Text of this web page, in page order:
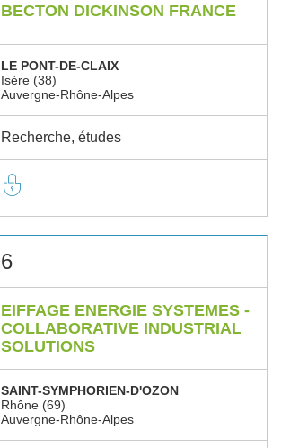
BECTON DICKINSON FRANCE
LE PONT-DE-CLAIX
Isère (38)
Auvergne-Rhône-Alpes
Recherche, études
6
EIFFAGE ENERGIE SYSTEMES -
COLLABORATIVE INDUSTRIAL
SOLUTIONS
SAINT-SYMPHORIEN-D'OZON
Rhône (69)
Auvergne-Rhône-Alpes